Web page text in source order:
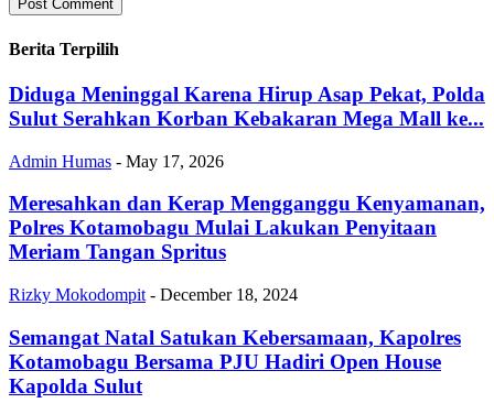
Berita Terpilih
Diduga Meninggal Karena Hirup Asap Pekat, Polda
Sulut Serahkan Korban Kebakaran Mega Mall ke...
Admin Humas - May 17, 2026
Meresahkan dan Kerap Mengganggu Kenyamanan,
Polres Kotamobagu Mulai Lakukan Penyitaan
Meriam Tangan Spritus
Rizky Mokodompit - December 18, 2024
Semangat Natal Satukan Kebersamaan, Kapolres
Kotamobagu Bersama PJU Hadiri Open House
Kapolda Sulut